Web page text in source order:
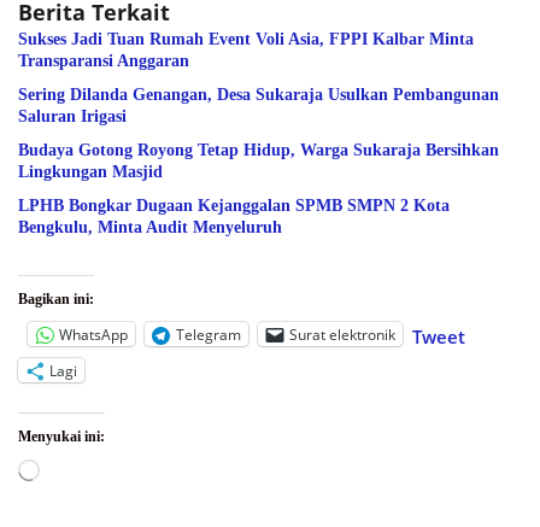
Berita Terkait
Sukses Jadi Tuan Rumah Event Voli Asia, FPPI Kalbar Minta
Transparansi Anggaran
Sering Dilanda Genangan, Desa Sukaraja Usulkan Pembangunan
Saluran Irigasi
Budaya Gotong Royong Tetap Hidup, Warga Sukaraja Bersihkan
Lingkungan Masjid
LPHB Bongkar Dugaan Kejanggalan SPMB SMPN 2 Kota
Bengkulu, Minta Audit Menyeluruh
Bagikan ini:
WhatsApp Telegram Surat elektronik Tweet
Lagi
Menyukai ini:
Memuat...